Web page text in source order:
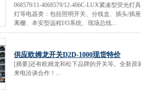
068579/11-4068579/12-406C-LUX紧凑型荧光
灯等电器类：包括照明开关、分线盒、插头/插
离栅、本安型远程I/O系统、现场总线...
供应欧姆龙开关D2D-1000现货特价
[摘要]还有欧姆龙和松下品牌的开关等。全新
来电洽谈合作！...